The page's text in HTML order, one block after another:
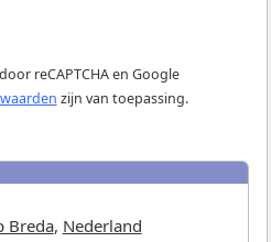
reCAPTCHA en Google
zijn van toepassing.
Breda, Nederland